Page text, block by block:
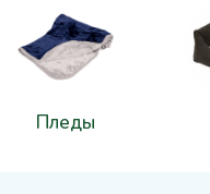
Пледы